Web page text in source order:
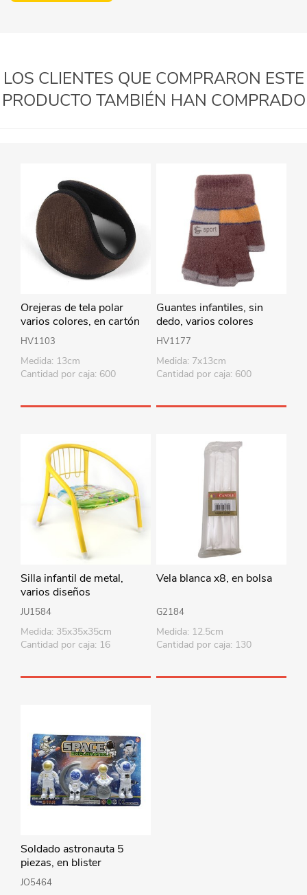
LOS CLIENTES QUE COMPRARON ESTE
PRODUCTO TAMBIÉN HAN COMPRADO
Orejeras de tela polar
varios colores, en cartón
HV1103
Medida: 13cm
Cantidad por caja: 600
Guantes infantiles, sin
dedo, varios colores
HV1177
Medida: 7x13cm
Cantidad por caja: 600
Silla infantil de metal,
varios diseños
JU1584
Medida: 35x35x35cm
Cantidad por caja: 16
Vela blanca x8, en bolsa
G2184
Medida: 12.5cm
Cantidad por caja: 130
Soldado astronauta 5
piezas, en blister
JO5464